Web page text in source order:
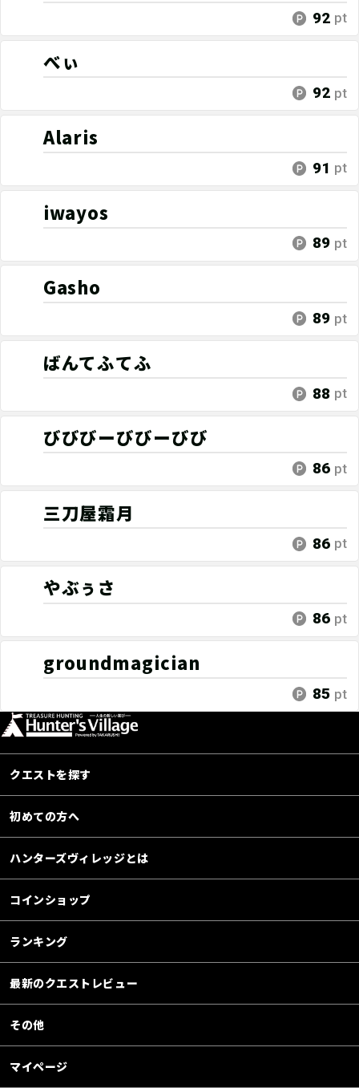
92 pt
べぃ
92 pt
Alaris
91 pt
iwayos
89 pt
Gasho
89 pt
ばんてふてふ
88 pt
びびびーびびーびび
86 pt
三刀屋霜月
86 pt
やぶぅさ
86 pt
groundmagician
85 pt
クエストを探す
初めての方へ
ハンターズヴィレッジとは
コインショップ
ランキング
最新のクエストレビュー
その他
マイページ